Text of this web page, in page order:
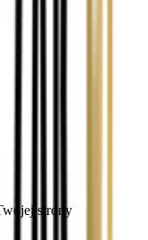
strony